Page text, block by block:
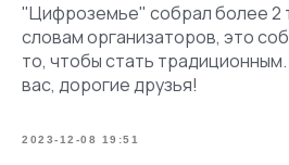
"Цифроземье" собрал более 2
словам организаторов, это
то, чтобы стать
вас, дорогие друзья!
2023-12-08 19:51